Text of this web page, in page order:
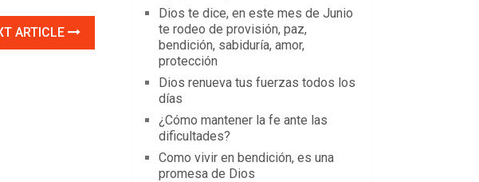
ARTICLE
Dios te dice, en este mes de Junio
te rodeo de provisión, paz,
bendición, sabiduría, amor,
protección
Dios renueva tus fuerzas todos los
días
¿Cómo mantener la fe ante las
dificultades?
Como vivir en bendición, es una
promesa de Dios